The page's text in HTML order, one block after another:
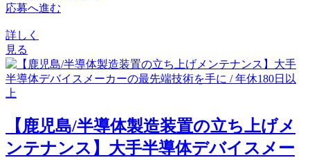
応募へ進む
詳しく
見る
【鹿児島/半導体製造装置の立ち上げメ
ンテナンス】大手半導体デバイスメー